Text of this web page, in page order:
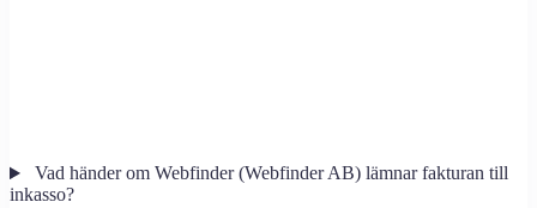
Vad händer om Webfinder (Webfinder AB) lämnar fakturan till
inkasso?